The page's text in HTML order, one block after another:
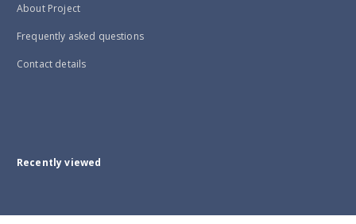
About Project
Frequently asked questions
Contact details
Recently viewed